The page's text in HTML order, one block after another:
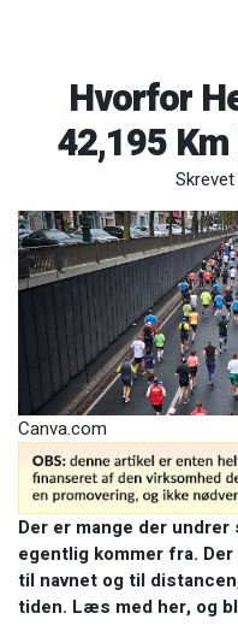
Hvorfor
42,195
Canva.com
Der er mange der
egentlig kommer fra.
til navnet og til
tiden. Læs med her, og